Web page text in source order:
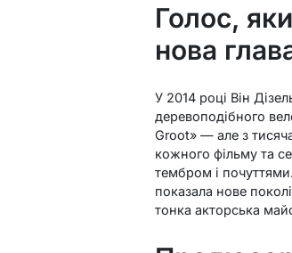
Голос,
нова
У 2014 році Він
деревоподібного
Groot» — але з
кожного фільму та
тембром і
показала нове
тонка акторська